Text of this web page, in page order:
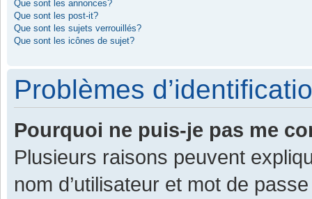
Que sont les annonces?
Que sont les post-it?
Que sont les sujets verrouillés?
Que sont les icônes de sujet?
Problèmes
Pourquoi ne puis-je pas me
Plusieurs raisons peuvent
nom d’utilisateur et mot de